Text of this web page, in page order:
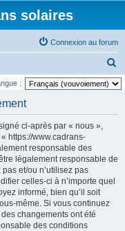
solaires
Connexion au forum
e
:
ci-après par « nous »,
https://www.cadrans-
responsable des
légalement responsable de
et/ou n’utilisez pas
celles-ci à n’importe quel
informé, bien qu’il soit
même. Si vous continuez
changements ont été
des conditions